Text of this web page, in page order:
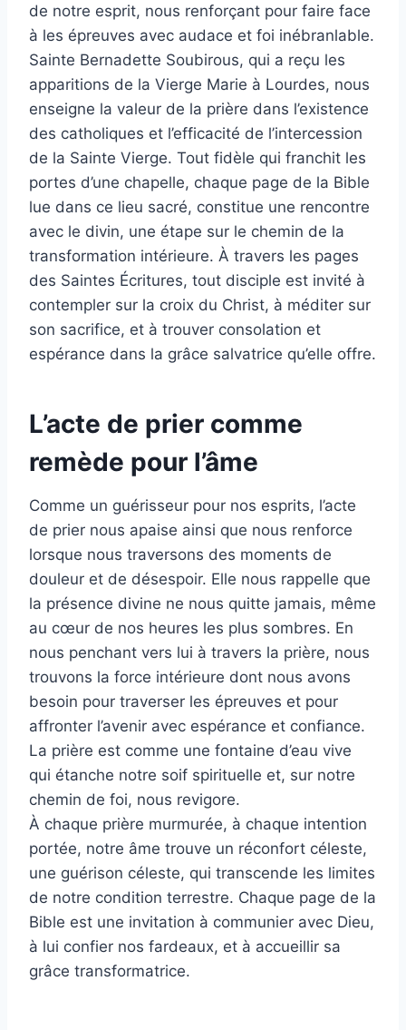
de notre esprit, nous renforçant pour faire face
à les épreuves avec audace et foi inébranlable.
Sainte Bernadette Soubirous, qui a reçu les
apparitions de la Vierge Marie à Lourdes, nous
enseigne la valeur de la prière dans l’existence
des catholiques et l’efficacité de l’intercession
de la Sainte Vierge. Tout fidèle qui franchit les
portes d’une chapelle, chaque page de la Bible
lue dans ce lieu sacré, constitue une rencontre
avec le divin, une étape sur le chemin de la
transformation intérieure. À travers les pages
des Saintes Écritures, tout disciple est invité à
contempler sur la croix du Christ, à méditer sur
son sacrifice, et à trouver consolation et
espérance dans la grâce salvatrice qu’elle offre.
L’acte de prier comme
remède pour l’âme
Comme un guérisseur pour nos esprits, l’acte
de prier nous apaise ainsi que nous renforce
lorsque nous traversons des moments de
douleur et de désespoir. Elle nous rappelle que
la présence divine ne nous quitte jamais, même
au cœur de nos heures les plus sombres. En
nous penchant vers lui à travers la prière, nous
trouvons la force intérieure dont nous avons
besoin pour traverser les épreuves et pour
affronter l’avenir avec espérance et confiance.
La prière est comme une fontaine d’eau vive
qui étanche notre soif spirituelle et, sur notre
chemin de foi, nous revigore.
À chaque prière murmurée, à chaque intention
portée, notre âme trouve un réconfort céleste,
une guérison céleste, qui transcende les limites
de notre condition terrestre. Chaque page de la
Bible est une invitation à communier avec Dieu,
à lui confier nos fardeaux, et à accueillir sa
grâce transformatrice.